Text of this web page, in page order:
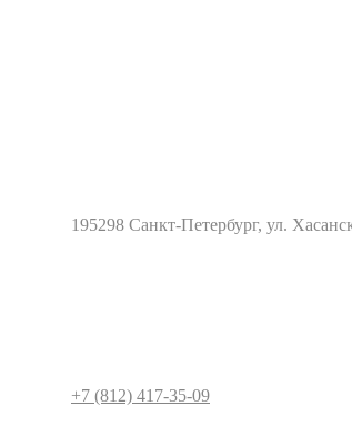
195298 Санкт-Петербург, ул.
+7 (812) 417-35-09